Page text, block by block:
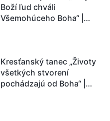
Boží ľud chváli
Všemohúceho Boha“ |
Kresťanský tanec „Životy
všetkých stvorení
pochádzajú od Boha“ |